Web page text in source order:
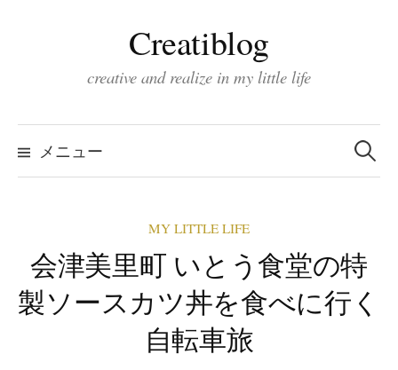
ツ
へ
ス
プ
Creatiblog
creative and realize in my little life
メニュー
検
索:
MY LITTLE LIFE
会津美里町 いとう食堂の特
製ソースカツ丼を食べに行く
自転車旅